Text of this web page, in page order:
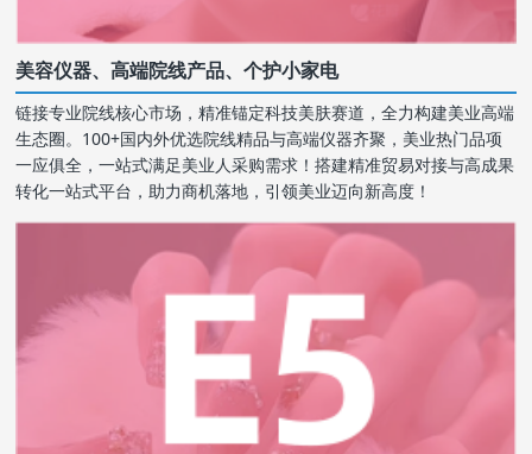
美容仪器、高端院线产品、个护小家电
链接专业院线核心市场，精准锚定科技美肤赛道，全力构建美业高端
生态圈。100+国内外优选院线精品与高端仪器齐聚，美业热门品项
一应俱全，一站式满足美业人采购需求！搭建精准贸易对接与高成果
转化一站式平台，助力商机落地，引领美业迈向新高度！